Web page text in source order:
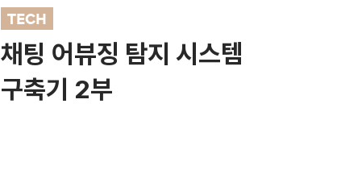
TECH
채팅 어뷰징 탐지 시스템
구축기 2부